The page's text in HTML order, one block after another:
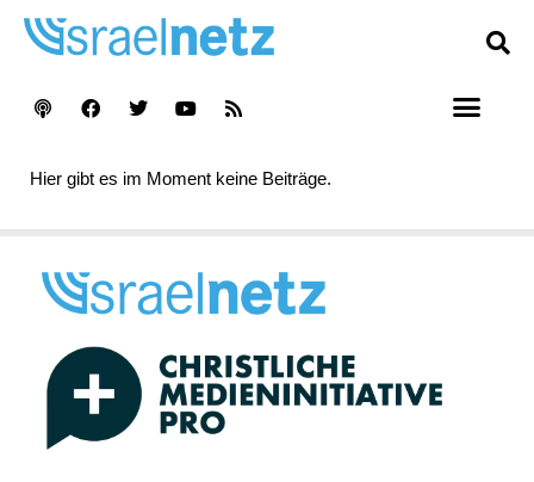
Hier gibt es im Moment keine Beiträge.